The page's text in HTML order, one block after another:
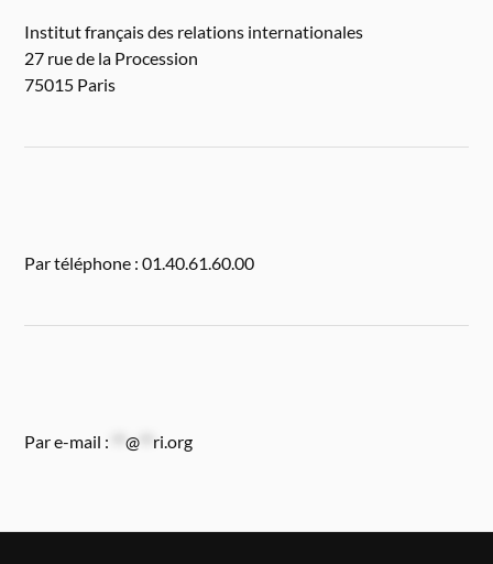
Institut français des relations internationales
27 rue de la Procession
75015 Paris
Par téléphone : 01.40.61.60.00
Par e-mail : **@ ri.org